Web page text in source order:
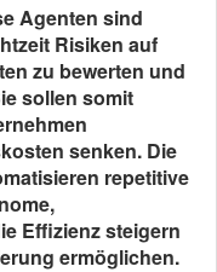
Agenten sind
Risiken auf
zu bewerten und
sollen somit
senken. Die
repetitive
Effizienz steigern
ermöglichen.